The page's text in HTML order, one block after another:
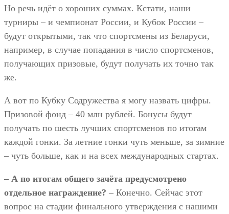
Но речь идёт о хороших суммах. Кстати, наши
турниры – и чемпионат России, и Кубок России –
будут открытыми, так что спортсмены из Беларуси,
например, в случае попадания в число спортсменов,
получающих призовые, будут получать их точно так
же.
А вот по Кубку Содружества я могу назвать цифры.
Призовой фонд – 40 млн рублей. Бонусы будут
получать по шесть лучших спортсменов по итогам
каждой гонки. За летние гонки чуть меньше, за зимние
– чуть больше, как и на всех международных стартах.
– А по итогам общего зачёта предусмотрено
отдельное награждение? – Конечно. Сейчас этот
вопрос на стадии финального утверждения с нашими